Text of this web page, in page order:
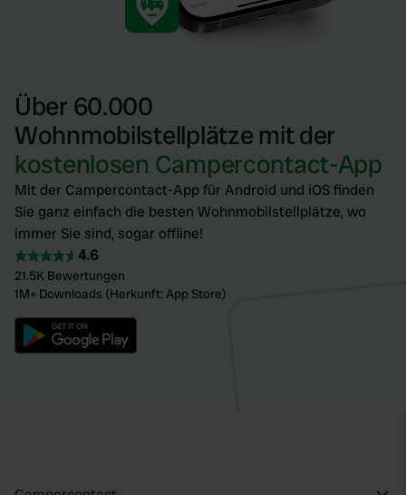
Über 60.000
Wohnmobilstellplätze mit der
kostenlosen Campercontact-App
Mit der Campercontact-App für Android und iOS finden
Sie ganz einfach die besten Wohnmobilstellplätze, wo
immer Sie sind, sogar offline!
4.6
21.5K Bewertungen
1M+ Downloads (Herkunft: App Store)